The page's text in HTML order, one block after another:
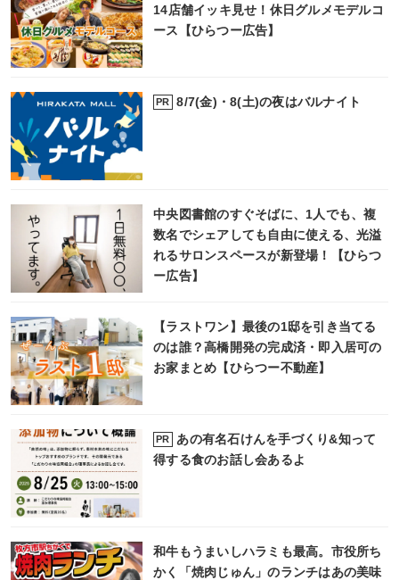
14店舗イッキ見せ！休日グルメモデルコ
ース【ひらつー広告】
PR 8/7(金)・8(土)の夜はバルナイト
中央図書館のすぐそばに、1人でも、複
数名でシェアしても自由に使える、光溢
れるサロンスペースが新登場！【ひらつ
ー広告】
【ラストワン】最後の1邸を引き当てる
のは誰？高橋開発の完成済・即入居可の
お家まとめ【ひらつー不動産】
PR
あの有名石けんを手づくり&知って
得する食のお話し会あるよ
和牛もうまいしハラミも最高。市役所ち
かく「焼肉じゅん」のランチはあの美味